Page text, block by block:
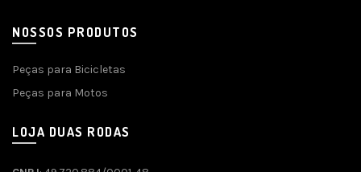
NOSSOS PRODUTOS
Peças para Bicicletas
Peças para Motos
LOJA DUAS RODAS